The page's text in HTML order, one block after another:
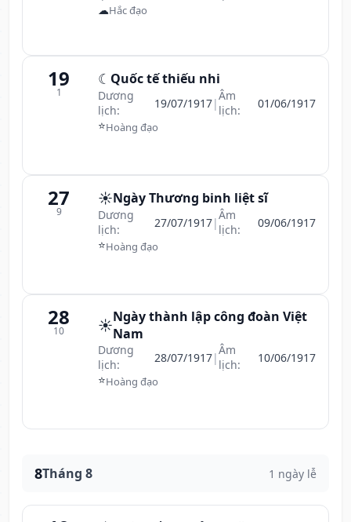
☁Hắc đạo
19
1
☾ Quốc tế thiếu nhi
Dương
lịch:
19/07/1917|Âm
lịch:
01/06/1917
⭐Hoàng đạo
27
9
☀️Ngày Thương binh liệt sĩ
Dương
lịch:
27/07/1917|Âm
lịch:
09/06/1917
⭐Hoàng đạo
28
10 ☀️Ngày thành lập công đoàn Việt
Nam
Dương
lịch:
28/07/1917|Âm
lịch:
10/06/1917
⭐Hoàng đạo
8Tháng 8 1 ngày lễ